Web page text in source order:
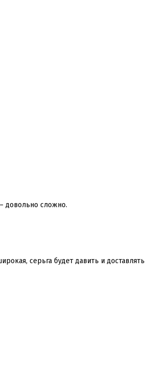
довольно сложно.
серьга будет давить и доставлять